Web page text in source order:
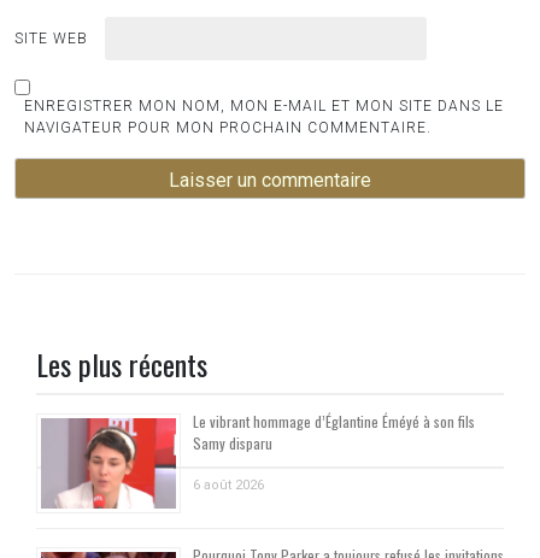
SITE WEB
ENREGISTRER MON NOM, MON E-MAIL ET MON SITE DANS LE
NAVIGATEUR POUR MON PROCHAIN COMMENTAIRE.
Les plus récents
Le vibrant hommage d’Églantine Éméyé à son fils
Samy disparu
6 août 2026